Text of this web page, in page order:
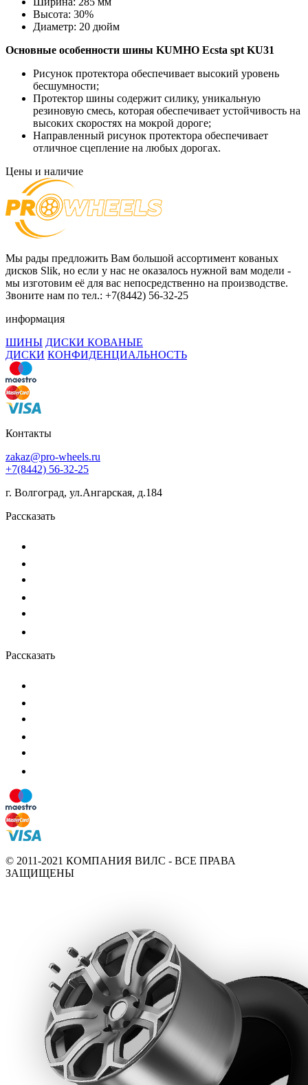
Высота: 30%
Диаметр: 20 дюйм
Основные особенности шины KUMHO Ecsta spt KU31
Рисунок протектора обеспечивает высокий уровень
бесшумности;
Протектор шины содержит силику, уникальную
резиновую смесь, которая обеспечивает устойчивость на
высоких скоростях на мокрой дороге;
Направленный рисунок протектора обеспечивает
отличное сцепление на любых дорогах.
Цены и наличие
Мы рады предложить Вам большой ассортимент кованых
дисков Slik, но если у нас не оказалось нужной вам модели -
мы изготовим её для вас непосредственно на производстве.
Звоните нам по тел.: +7(8442) 56-32-25
информация
ШИНЫ ДИСКИ КОВАНЫЕ
ДИСКИ КОНФИДЕНЦИАЛЬНОСТЬ
Контакты
zakaz@pro-wheels.ru
+7(8442) 56-32-25
г. Волгоград, ул.Ангарская, д.184
Рассказать
Рассказать
© 2011-2021 КОМПАНИЯ ВИЛС - ВСЕ ПРАВА
ЗАЩИЩЕНЫ